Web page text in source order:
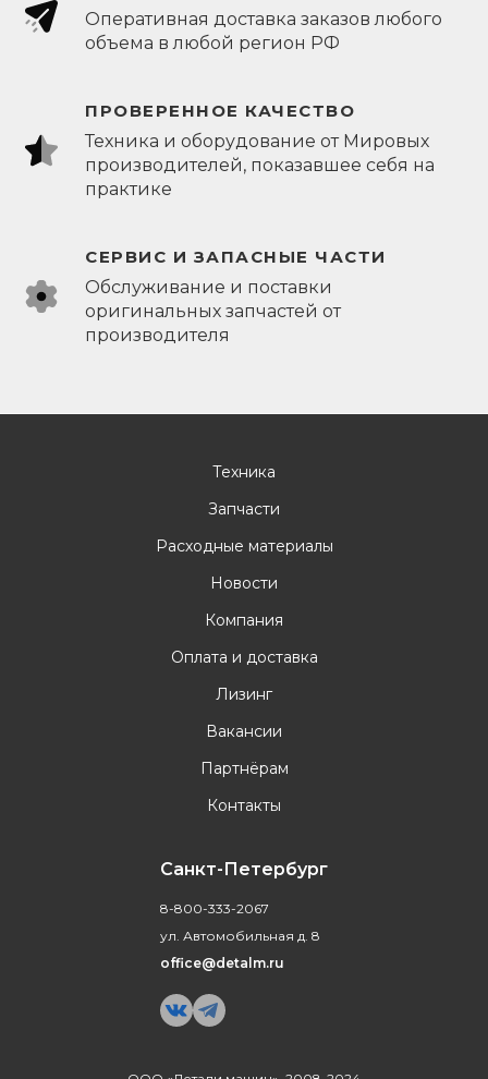
Оперативная доставка заказов любого
объема в любой регион РФ
ПРОВЕРЕННОЕ КАЧЕСТВО
Техника и оборудование от Мировых
производителей, показавшее себя на
практике
СЕРВИС И ЗАПАСНЫЕ ЧАСТИ
Обслуживание и поставки
оригинальных запчастей от
производителя
Техника
Запчасти
Расходные материалы
Новости
Компания
Оплата и доставка
Лизинг
Вакансии
Партнёрам
Контакты
Санкт-Петербург
8-800-333-2067
ул. Автомобильная д. 8
office@detalm.ru